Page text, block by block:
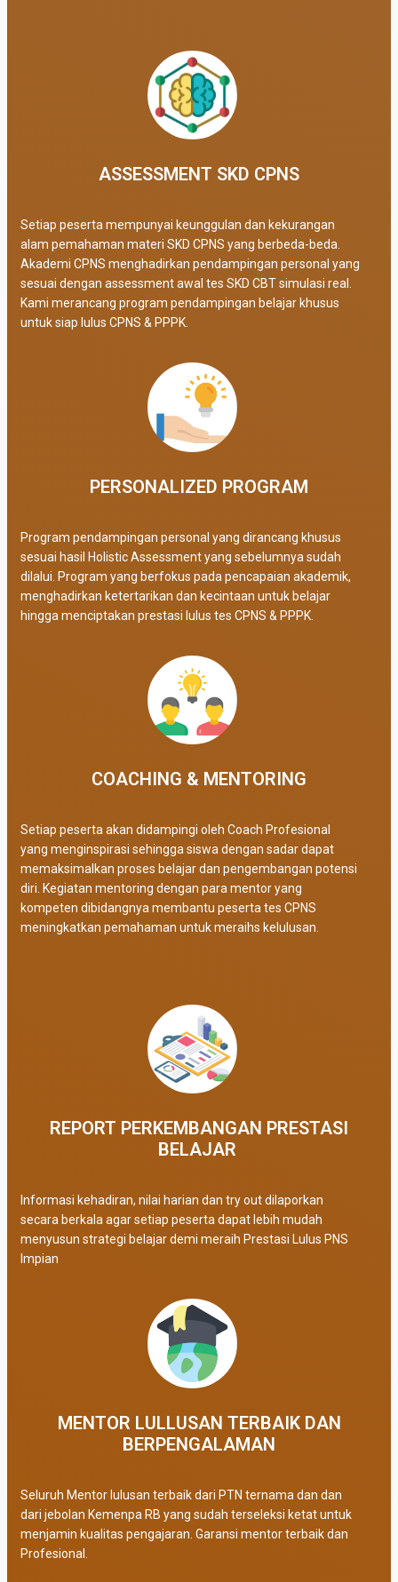
ASSESSMENT SKD CPNS
Setiap peserta mempunyai keunggulan dan kekurangan
alam pemahaman materi SKD CPNS yang berbeda-beda.
Akademi CPNS menghadirkan pendampingan personal yang
sesuai dengan assessment awal tes SKD CBT simulasi real.
Kami merancang program pendampingan belajar khusus
untuk siap lulus CPNS & PPPK.
PERSONALIZED PROGRAM​
Program pendampingan personal yang dirancang khusus
sesuai hasil Holistic Assessment yang sebelumnya sudah
dilalui. Program yang berfokus pada pencapaian akademik,
menghadirkan ketertarikan dan kecintaan untuk belajar
hingga menciptakan prestasi lulus tes CPNS & PPPK.
COACHING & MENTORING
Setiap peserta akan didampingi oleh Coach Profesional
yang menginspirasi sehingga siswa dengan sadar dapat
memaksimalkan proses belajar dan pengembangan potensi
diri. Kegiatan mentoring dengan para mentor yang
kompeten dibidangnya membantu peserta tes CPNS
meningkatkan pemahaman untuk meraihs kelulusan.
REPORT PERKEMBANGAN PRESTASI
BELAJAR ​
Informasi kehadiran, nilai harian dan try out dilaporkan
secara berkala agar setiap peserta dapat lebih mudah
menyusun strategi belajar demi meraih Prestasi Lulus PNS
Impian
MENTOR LULLUSAN TERBAIK DAN
BERPENGALAMAN
Seluruh Mentor lulusan terbaik dari PTN ternama dan dan
dari jebolan Kemenpa RB yang sudah terseleksi ketat untuk
menjamin kualitas pengajaran. Garansi mentor terbaik dan
Profesional.